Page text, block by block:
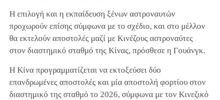
Η επιλογή και η εκπαίδευση ξένων αστροναυτών
προχωρούν επίσης σύμφωνα με το σχέδιο, και στο μέλλον
θα εκτελούν αποστολές μαζί με Κινέζους αστροναύτες
στον διαστημικό σταθμό της Κίνας, πρόσθεσε η Γουάνγκ.
Η Κίνα προγραμματίζεται να εκτοξεύσει δύο
επανδρωμένες αποστολές και μία αποστολή φορτίου στον
διαστημικό της σταθμό το 2026, σύμφωνα με τον Κινεζικό